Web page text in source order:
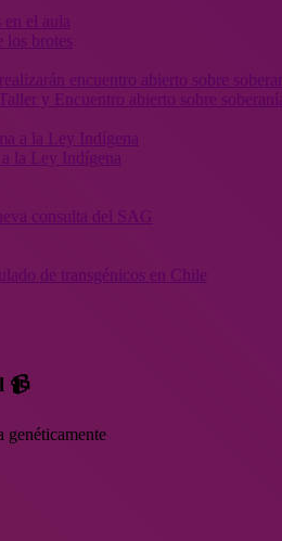
los brotes
y Encuentro abierto sobre
la Ley Indígena
consulta del SAG
de transgénicos en Chile
📹
genéticamente